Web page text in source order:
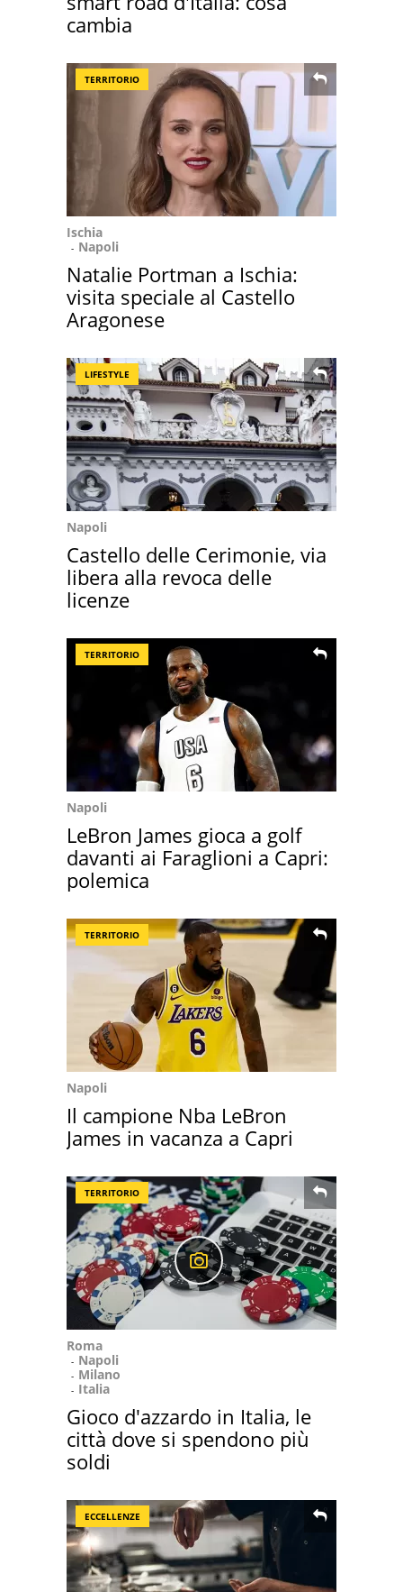
cambia
TERRITORIO
Ischia
Napoli
Natalie Portman a Ischia:
visita speciale al Castello
Aragonese
LIFESTYLE
Napoli
Castello delle Cerimonie, via
libera alla revoca delle
licenze
TERRITORIO
Napoli
LeBron James gioca a golf
davanti ai Faraglioni a Capri:
polemica
TERRITORIO
Napoli
Il campione Nba LeBron
James in vacanza a Capri
TERRITORIO
Roma
Napoli
Milano
Italia
Gioco d'azzardo in Italia, le
città dove si spendono più
soldi
ECCELLENZE